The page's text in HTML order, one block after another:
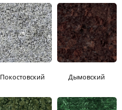
Покостовский Дымовский